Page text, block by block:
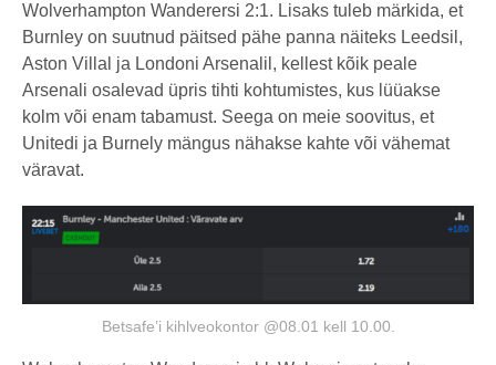
Wolverhampton Wanderersi 2:1. Lisaks tuleb märkida, et
Burnley on suutnud päitsed pähe panna näiteks Leedsil,
Aston Villal ja Londoni Arsenalil, kellest kõik peale
Arsenali osalevad üpris tihti kohtumistes, kus lüüakse
kolm või enam tabamust. Seega on meie soovitus, et
Unitedi ja Burnely mängus nähakse kahte või vähemat
väravat.
Betsafe’i kihlveokontor @08.01 kell 10.00.